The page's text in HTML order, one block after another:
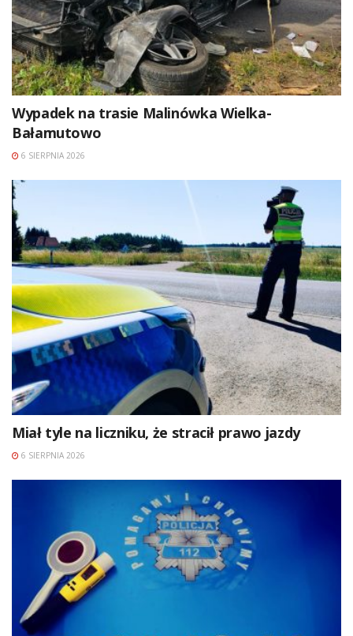
Wypadek na trasie Malinówka Wielka-
Bałamutowo
6 SIERPNIA 2026
Miał tyle na liczniku, że stracił prawo jazdy
6 SIERPNIA 2026